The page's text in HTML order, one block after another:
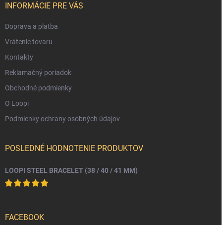
INFORMÁCIE PRE VÁS
Doprava a platba
Vrátenie tovaru
Kontakty
Reklamačný poriadok
Obchodné podmienky
O Loopi
Podmienky ochrany osobných údajov
POSLEDNÉ HODNOTENIE PRODUKTOV
LOOPI STEEL BRACELET (38 / 40 / 41 MM)
FACEBOOK